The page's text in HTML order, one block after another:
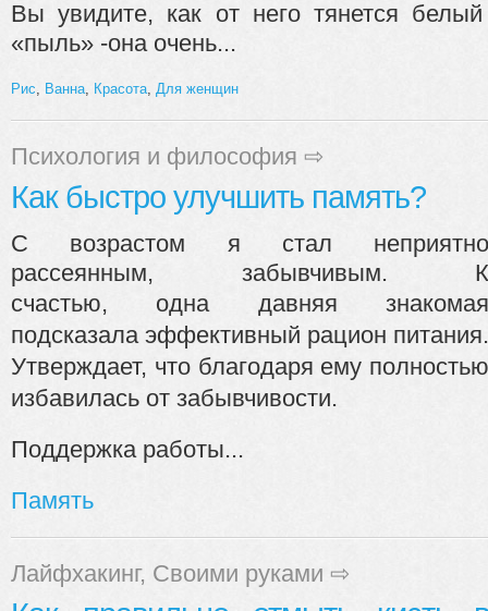
Вы увидите, как от него тянется
«пыль» -она очень...
Рис Ванна Красота Для женщин
Психология и философия ⇨
Как быстро улучшить память?
С возрастом я стал неприятно
рассеянным, забывчивым. К
счастью, одна давняя
подсказала эффективный рацион питания.
Утверждает, что благодаря ему полностью
избавилась от забывчивости.
Поддержка работы...
Память
Лайфхакинг, Своими руками ⇨